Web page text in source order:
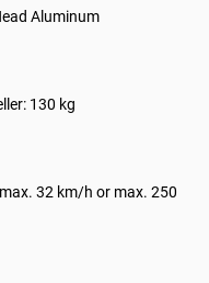
Aluminum
130 kg
32 km/h or max. 250